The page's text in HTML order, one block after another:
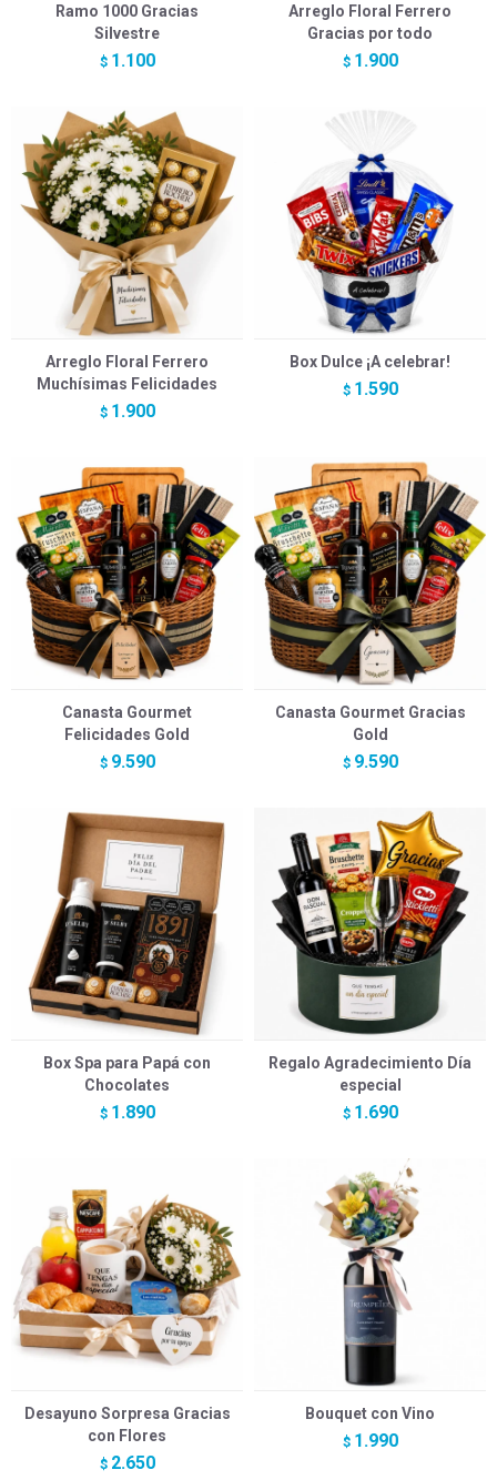
Ramo 1000 Gracias
Silvestre
$ 1.100
Arreglo Floral Ferrero
Gracias por todo
$ 1.900
Arreglo Floral Ferrero
Muchísimas Felicidades
$ 1.900
Box Dulce ¡A celebrar!
$ 1.590
Canasta Gourmet
Felicidades Gold
$ 9.590
Canasta Gourmet Gracias
Gold
$ 9.590
Box Spa para Papá con
Chocolates
$ 1.890
Regalo Agradecimiento Día
especial
$ 1.690
Desayuno Sorpresa Gracias
con Flores
$ 2.650
Bouquet con Vino
$ 1.990